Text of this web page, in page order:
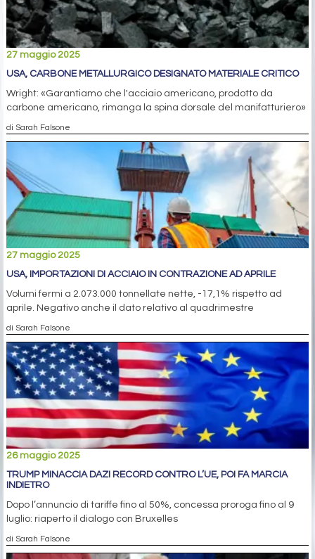
27 maggio 2025
USA, CARBONE METALLURGICO DESIGNATO MATERIALE CRITICO
Wright: «Garantiamo che l'acciaio americano, prodotto da
carbone americano, rimanga la spina dorsale del manifatturiero»
di Sarah Falsone
27 maggio 2025
USA, IMPORTAZIONI DI ACCIAIO IN CONTRAZIONE AD APRILE
Volumi fermi a 2.073.000 tonnellate nette, -17,1% rispetto ad
aprile. Negativo anche il dato relativo al quadrimestre
di Sarah Falsone
26 maggio 2025
TRUMP MINACCIA DAZI RECORD CONTRO L’UE, POI FA MARCIA
INDIETRO
Dopo l’annuncio di tariffe fino al 50%, concessa proroga fino al 9
luglio: riaperto il dialogo con Bruxelles
di Sarah Falsone